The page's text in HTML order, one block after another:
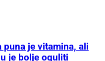
puna je vitamina, ali
je bolje oguliti